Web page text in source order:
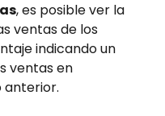
, es posible ver la
ventas de los
indicando un
ventas en